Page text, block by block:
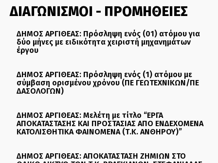
ΔΙΑΓΩΝΙΣΜΟΙ - ΠΡΟΜΗΘΕΙΕΣ
ΔΗΜΟΣ ΑΡΓΙΘΕΑΣ: Πρόσληψη ενός (01) ατόμου για
δύο μήνες με ειδικότητα χειριστή μηχανημάτων
έργου
ΔΗΜΟΣ ΑΡΓΙΘΕΑΣ: Πρόσληψη ενός (1) ατόμου με
σύμβαση ορισμένου χρόνου (ΠΕ ΓΕΩΤΕΧΝΙΚΩΝ/ΠΕ
ΔΑΣΟΛΟΓΩΝ)
ΔΗΜΟΣ ΑΡΓΙΘΕΑΣ: Μελέτη με τίτλο “ΕΡΓΑ
ΑΠΟΚΑΤΑΣΤΑΣΗΣ ΚΑΙ ΠΡΟΣΤΑΣΙΑΣ ΑΠΟ ΕΝΔΕΧΟΜΕΝΑ
ΚΑΤΟΛΙΣΘΗΤΙΚΑ ΦΑΙΝΟΜΕΝΑ (Τ.Κ. ΑΝΘΗΡΟΥ)”
ΔΗΜΟΣ ΑΡΓΙΘΕΑΣ: ΑΠΟΚΑΤΑΣΤΑΣΗ ΖΗΜΙΩΝ ΣΤΟ